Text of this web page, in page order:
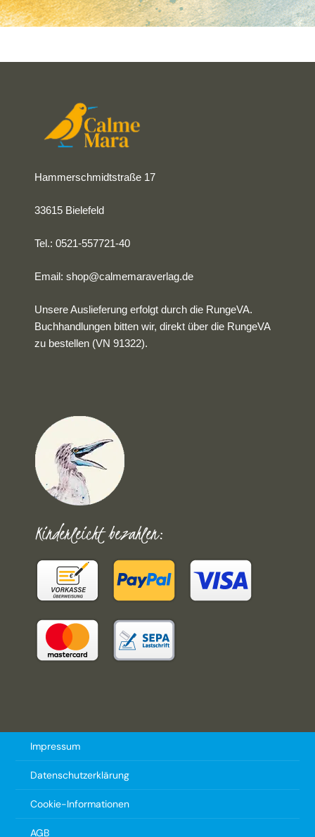
Hammerschmidtstraße 17
33615 Bielefeld
Tel.: 0521-557721-40
Email:shop@calmemaraverlag.de
Unsere Auslieferung erfolgt durch die RungeVA.
Buchhandlungen bitten wir, direkt über die RungeVA
zu bestellen (VN 91322).
Kinderleicht bezahlen:
Impressum
Datenschutzerklärung
Cookie-Informationen
AGB